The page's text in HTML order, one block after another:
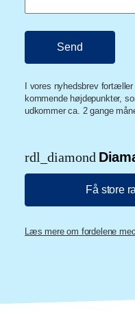
I vores nyhedsbrev
kommende højdepunkter,
udkommer ca. 2 gange
rdl_diamond
Få store
Læs mere om fordelene